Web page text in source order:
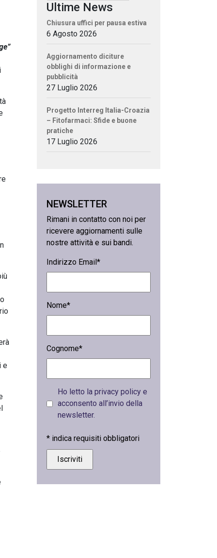
”
e
Ultime News
Chiusura uffici per pausa estiva
6 Agosto 2026
Aggiornamento diciture
obblighi di informazione e
pubblicità
27 Luglio 2026
Progetto Interreg Italia-Croazia
– Fitofarmaci: Sfide e buone
pratiche
17 Luglio 2026
NEWSLETTER
Rimani in contatto con noi per
ricevere aggiornamenti sulle
nostre attività e sui bandi.
Indirizzo Email*
Nome*
Cognome*
Ho letto la privacy policy e
acconsento all’invio della
newsletter.
* indica requisiti obbligatori